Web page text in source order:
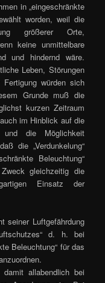
in „eingeschränkte
worden, weil die
größerer Orte,
keine unmittelbare
und hindernd wäre.
Leben, Störungen
Fertigung würden sich
Grunde muß die
kurzen Zeitraum
im Hinblick auf die
und die Möglichkeit
die „Verdunkelung“
Beleuchtung“
gleichzeitig die
Einsatz der
seiner Luftgefährdung
d. h. bei
Beleuchtung“ für das
damit allabendlich bei